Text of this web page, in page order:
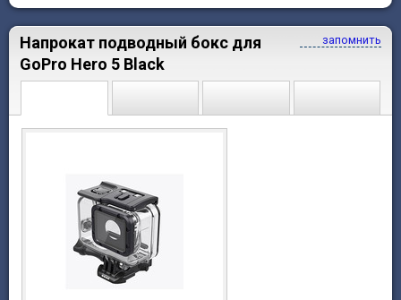
запомнить
Напрокат подводный бокс для
GoPro Hero 5 Black